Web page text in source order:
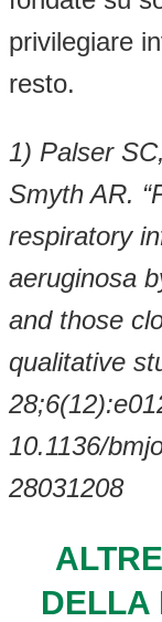
privilegiare
resto.
1) Palser
Smyth AR.
respiratory
aeruginosa
and those
qualitative
10.1136/
28031208
DELLA